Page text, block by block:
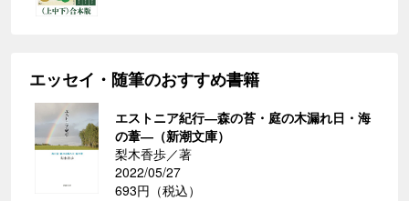
エッセイ・随筆のおすすめ書籍
エストニア紀行―森の苔・庭の木漏れ日・海
の葦―（新潮文庫）
梨木香歩／著
2022/05/27
693円（税込）